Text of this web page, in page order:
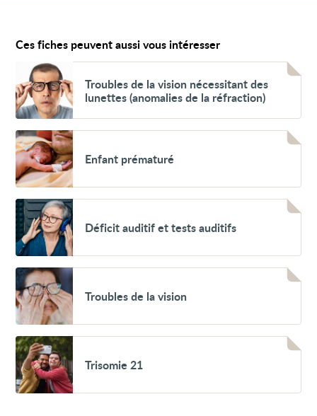
Ces fiches peuvent aussi vous intéresser
Voir
Troubles
de
la
vision
des
lunettes
(anomalies
de
la
réfraction)
Troubles de la vision nécessitant des
lunettes (anomalies de la réfraction)
Voir
Enfant
prématuré
Enfant prématuré
Voir
Déficit
auditif
et
tests
Déficit auditif et tests auditifs
Voir
Troubles
de
la
vision
Troubles de la vision
Voir
Trisomie
21
Trisomie 21